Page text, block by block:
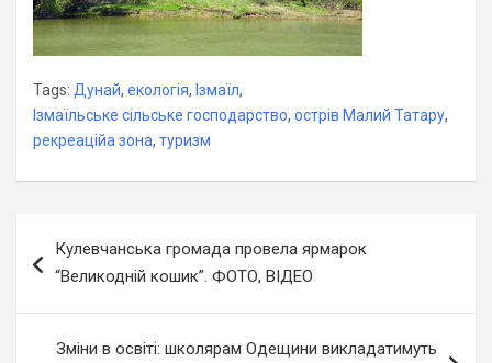
Tags: Дунай, екологія, Ізмаїл,
Ізмаїльське сільське господарство, острів Малий Татару,
рекреаційа зона, туризм
записів
Кулевчанська громада провела ярмарок
“Великодній кошик”. ФОТО, ВІДЕО
Зміни в освіті: школярам Одещини викладатимуть